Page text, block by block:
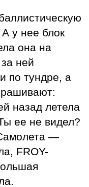
А у нее блок
она на
ней
по тундре, а
назад летела
ее не видел?
—
FROY-